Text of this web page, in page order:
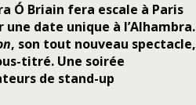
Ó Briain fera escale à Paris
une date unique à l’Alhambra.
, son tout nouveau spectacle,
titré. Une soirée
de stand-up